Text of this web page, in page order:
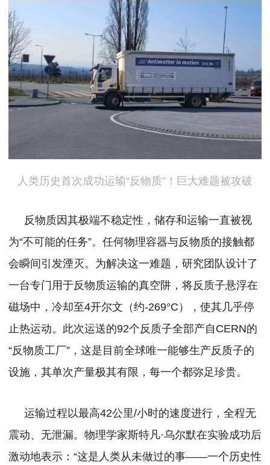
人类历史首次成功运输“反物质”！巨大难题被攻破
反物质因其极端不稳定性，储存和运输一直被视
为“不可能的任务”。任何物理容器与反物质的接触都
会瞬间引发湮灭。为解决这一难题，研究团队设计了
一台专门用于反物质运输的真空阱，将反质子悬浮在
磁场中，冷却至4开尔文（约-269°C），使其几乎停
止热运动。 此次运送的92个反质子全部产自CERN的
“反物质工厂”，这是目前全球唯一能够生产反质子的
设施，其单次产量极其有限，每一个都弥足珍贵。
运输过程以最高42公里/小时的速度进行，全程无
震动、无泄漏。物理学家斯特凡·乌尔默在实验成功后
激动地表示：“这是人类从未做过的事——一个历史性